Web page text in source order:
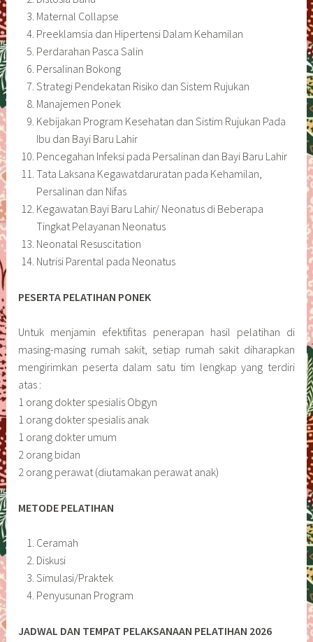
Maternal Collapse
Preeklamsia dan Hipertensi Dalam Kehamilan
Perdarahan Pasca Salin
Persalinan Bokong
Strategi Pendekatan Risiko dan Sistem Rujukan
Manajemen Ponek
Kebijakan Program Kesehatan dan Sistim Rujukan Pada
Ibu dan Bayi Baru Lahir
Pencegahan Infeksi pada Persalinan dan Bayi Baru Lahir
Tata Laksana Kegawatdaruratan pada Kehamilan,
Persalinan dan Nifas
Kegawatan Bayi Baru Lahir/ Neonatus di Beberapa
Tingkat Pelayanan Neonatus
Neonatal Resuscitation
Nutrisi Parental pada Neonatus
PESERTA PELATIHAN PONEK
Untuk menjamin efektifitas penerapan hasil pelatihan di
masing-masing rumah sakit, setiap rumah sakit diharapkan
mengirimkan peserta dalam satu tim lengkap yang terdiri
atas :
1 orang dokter spesialis Obgyn
1 orang dokter spesialis anak
1 orang dokter umum
2 orang bidan
2 orang perawat (diutamakan perawat anak)
METODE PELATIHAN
Ceramah
Diskusi
Simulasi/Praktek
Penyusunan Program
JADWAL DAN TEMPAT PELAKSANAAN PELATIHAN 2026